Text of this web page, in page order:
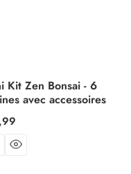
Kit Zen Bonsai - 6
avec accessoires